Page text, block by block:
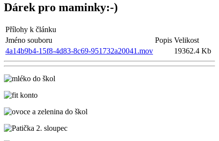
Dárek pro maminky:-)
Přílohy k článku
Jméno souboru
Popis Velikost
4a14b9b4-15f8-4d83-8c69-951732a20041.mov
19362.4 Kb